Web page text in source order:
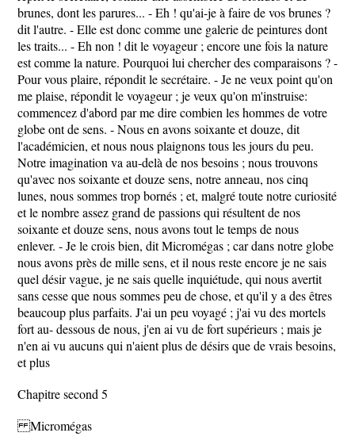
brunes, dont les parures... - Eh ! qu'ai-je à faire de vos brunes ?
dit l'autre. - Elle est donc comme une galerie de peintures dont
les traits... - Eh non ! dit le voyageur ; encore une fois la nature
est comme la nature. Pourquoi lui chercher des comparaisons ? -
Pour vous plaire, répondit le secrétaire. - Je ne veux point qu'on
me plaise, répondit le voyageur ; je veux qu'on m'instruise:
commencez d'abord par me dire combien les hommes de votre
globe ont de sens. - Nous en avons soixante et douze, dit
l'académicien, et nous nous plaignons tous les jours du peu.
Notre imagination va au-delà de nos besoins ; nous trouvons
qu'avec nos soixante et douze sens, notre anneau, nos cinq
lunes, nous sommes trop bornés ; et, malgré toute notre curiosité
et le nombre assez grand de passions qui résultent de nos
soixante et douze sens, nous avons tout le temps de nous
enlever. - Je le crois bien, dit Micromégas ; car dans notre globe
nous avons près de mille sens, et il nous reste encore je ne sais
quel désir vague, je ne sais quelle inquiétude, qui nous avertit
sans cesse que nous sommes peu de chose, et qu'il y a des êtres
beaucoup plus parfaits. J'ai un peu voyagé ; j'ai vu des mortels
fort au- dessous de nous, j'en ai vu de fort supérieurs ; mais je
n'en ai vu aucuns qui n'aient plus de désirs que de vrais besoins,
et plus
Chapitre second 5
Micromégas